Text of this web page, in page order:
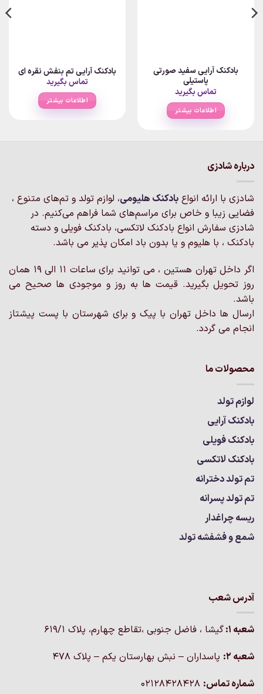
بادکنک آرایی سفید صورتی
پاستیلی
تماس بگیرید
اطلاعات بیشتر
بادکنک آرایی تم بنفش نقره ای
تماس بگیرید
اطلاعات بیشتر
درباره شادزی
شادزی با ارائه انواع بادکنک‌ هلیومی، لوازم تولد و تم‌های متنوع ،
فضایی زیبا و خاص برای مراسم‌های شما فراهم می‌کنیم. در
شادزی سفارش انواع بادکنک لاتکسی، بادکنک فویلی و دسته
بادکنک ، با هلیوم و یا بدون باد امکان پذیر می باشد.
اگر داخل تهران هستین ، می توانید برای ساعات 11 الی 19 همان
روز تحویل بگیرید. قیمت ها به روز و موجودی ها صحیح می
باشد.
ارسال ها داخل تهران با پیک و برای شهرستان با پست پیشتاز
انجام می گردد.
محصولات ما
لوازم تولد
بادکنک آرایی
بادکنک فویلی
بادکنک لاتکسی
تم تولد دخترانه
تم تولد پسرانه
ریسه چراغدار
شمع و فشفشه تولد
آدرس شعب
شعبه 1:
گيشا ، فاضل جنوبی ،تقاطع چهارم، پلاک 619/1
شعبه 2:
پاسداران – نبش بهارستان یکم – پلاک ۴۷۸
شماره تماس: